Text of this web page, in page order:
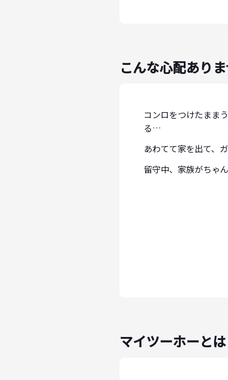
こんな心配あり
コンロをつけたまま
る…
あわてて家を出て、
留守中、家族がちゃ
マイツーホーとは